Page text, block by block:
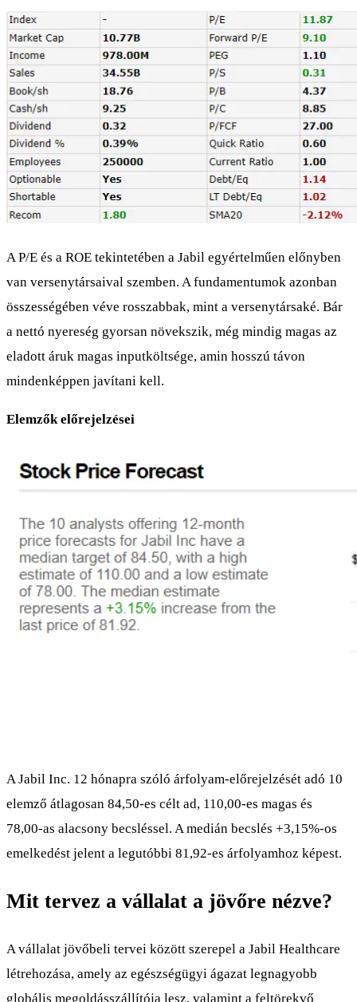
A P/E és a ROE tekintetében a Jabil egyértelműen előnyben
van versenytársaival szemben. A fundamentumok azonban
összességében véve rosszabbak, mint a versenytársaké. Bár
a nettó nyereség gyorsan növekszik, még mindig magas az
eladott áruk magas inputköltsége, amin hosszú távon
mindenképpen javítani kell.
Elemzők előrejelzései
A Jabil Inc. 12 hónapra szóló árfolyam-előrejelzését adó 10
elemző átlagosan 84,50-es célt ad, 110,00-es magas és
78,00-as alacsony becsléssel. A medián becslés +3,15%-os
emelkedést jelent a legutóbbi 81,92-es árfolyamhoz képest.
Mit tervez a vállalat a jövőre nézve?
A vállalat jövőbeli tervei között szerepel a Jabil Healthcare
létrehozása, amely az egészségügyi ágazat legnagyobb
globális megoldásszállítója lesz, valamint a feltörekvő